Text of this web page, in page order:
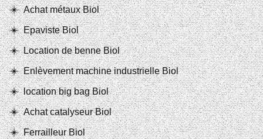
Achat métaux Biol
Epaviste Biol
Location de benne Biol
Enlèvement machine industrielle Biol
location big bag Biol
Achat catalyseur Biol
Ferrailleur Biol